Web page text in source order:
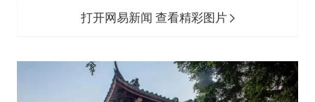
打开网易新闻 查看精彩图片